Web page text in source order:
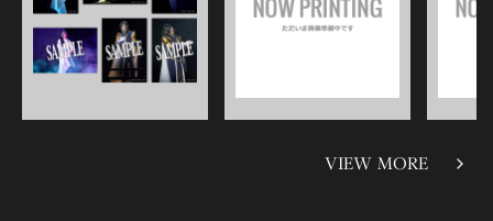
VIEW MORE